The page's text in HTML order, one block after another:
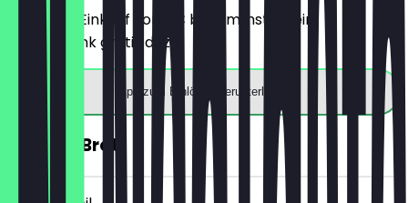
Ab einem Einkauf von 5€ bekommst du ein
Heißgetränk gratis dazu.
App zum Einlösen herunterladen
30% auf Brot